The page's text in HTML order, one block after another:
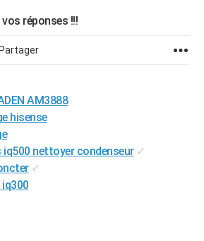
réponses !!!
Partager
AM3888
hisense
iq500 nettoyer condenseur ✓
✓